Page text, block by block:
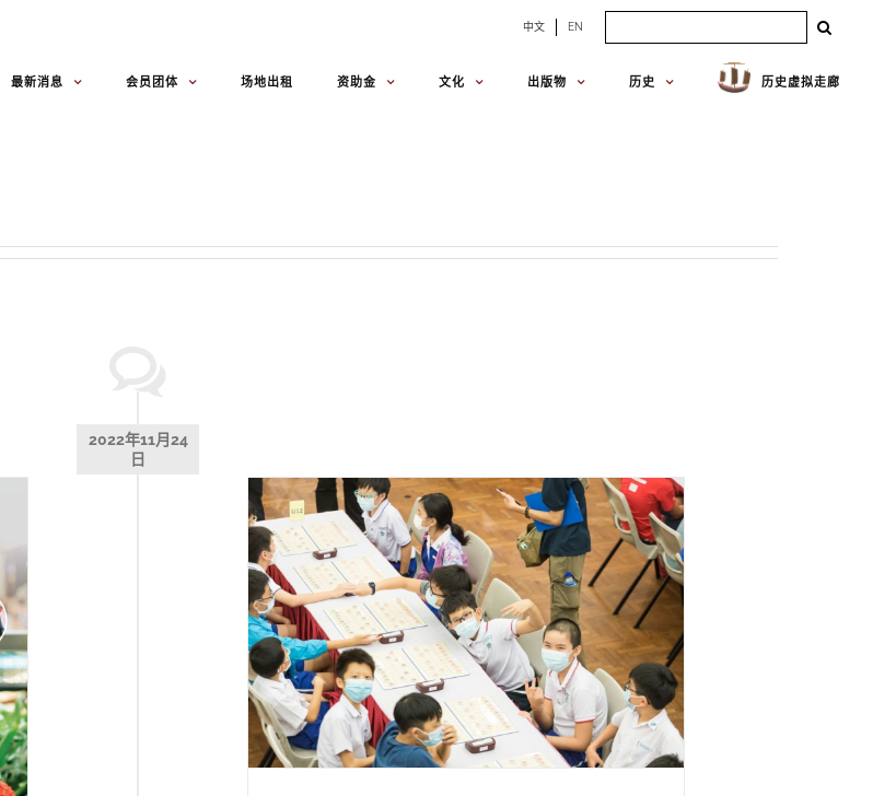
中文 EN
最新消息 会员团体 场地出租 资助金 文化 出版物 历史 历史虚拟走廊
2022年11月24
日